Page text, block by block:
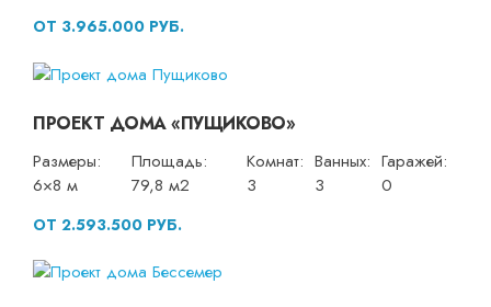
ОТ 3.965.000 РУБ.
ПРОЕКТ ДОМА «ПУЩИКОВО»
Размеры:
6×8 м
Площадь:
79,8 м2
Комнат:
3
Ванных:
3
Гаражей:
0
ОТ 2.593.500 РУБ.